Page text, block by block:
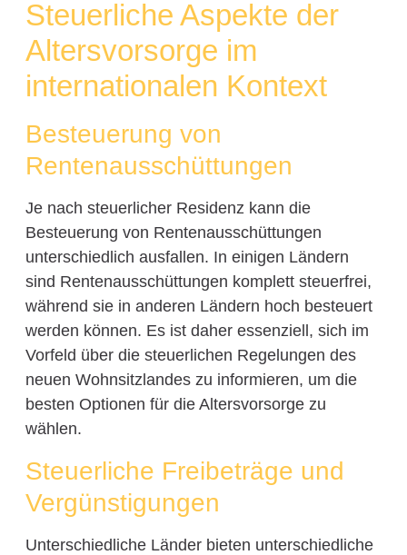
Steuerliche Aspekte der
Altersvorsorge im
internationalen Kontext
Besteuerung von
Rentenausschüttungen
Je nach steuerlicher Residenz kann die
Besteuerung von Rentenausschüttungen
unterschiedlich ausfallen. In einigen Ländern
sind Rentenausschüttungen komplett steuerfrei,
während sie in anderen Ländern hoch besteuert
werden können. Es ist daher essenziell, sich im
Vorfeld über die steuerlichen Regelungen des
neuen Wohnsitzlandes zu informieren, um die
besten Optionen für die Altersvorsorge zu
wählen.
Steuerliche Freibeträge und
Vergünstigungen
Unterschiedliche Länder bieten unterschiedliche